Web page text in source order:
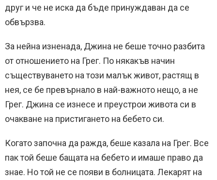
друг и че не иска да бъде принуждаван да се
обвързва.
За нейна изненада, Джина не беше точно разбита
от отношението на Грег. По някакъв начин
съществуването на този малък живот, растящ в
нея, се бе превърнало в най-важното нещо, а не
Грег. Джина се изнесе и преустрои живота си в
очакване на пристигането на бебето си.
Когато започна да ражда, беше казала на Грег. Все
пак той беше бащата на бебето и имаше право да
знае. Но той не се появи в болницата. Лекарят на